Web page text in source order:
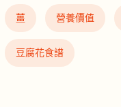
薑 營養價值
豆腐花食譜